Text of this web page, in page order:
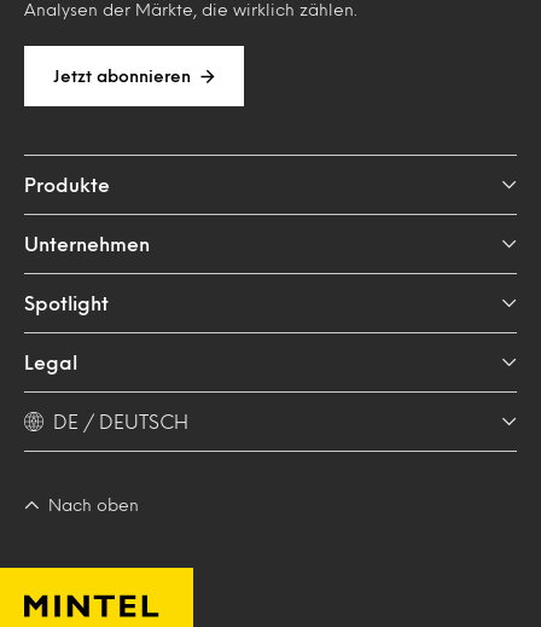
Analysen der Märkte, die wirklich zählen.
Jetzt abonnieren
Produkte
Unternehmen
Spotlight
Legal
DE / DEUTSCH
Nach oben